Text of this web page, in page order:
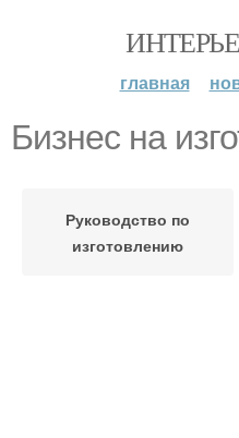
главная
Бизнес на
Руководство по
изготовлению